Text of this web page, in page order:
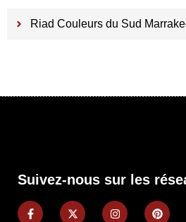
Riad Couleurs du Sud
Suivez-nous sur les